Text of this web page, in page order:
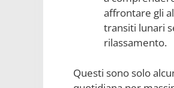
affrontare gli
transiti lunari
rilassamento.
Questi sono solo